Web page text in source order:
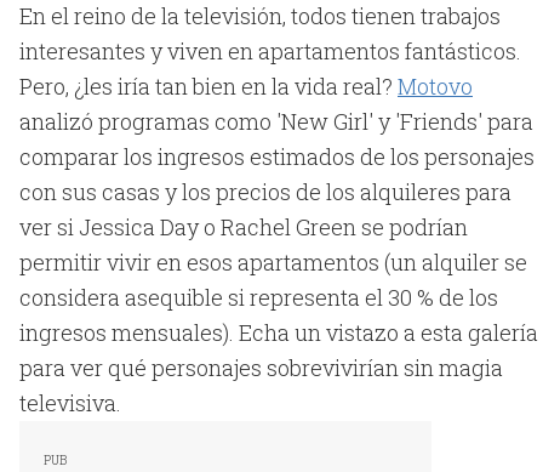
En el reino de la televisión, todos tienen trabajos
interesantes y viven en apartamentos fantásticos.
Pero, ¿les iría tan bien en la vida real? Motovo
analizó programas como 'New Girl' y 'Friends' para
comparar los ingresos estimados de los personajes
con sus casas y los precios de los alquileres para
ver si Jessica Day o Rachel Green se podrían
permitir vivir en esos apartamentos (un alquiler se
considera asequible si representa el 30 % de los
ingresos mensuales). Echa un vistazo a esta galería
para ver qué personajes sobrevivirían sin magia
televisiva.